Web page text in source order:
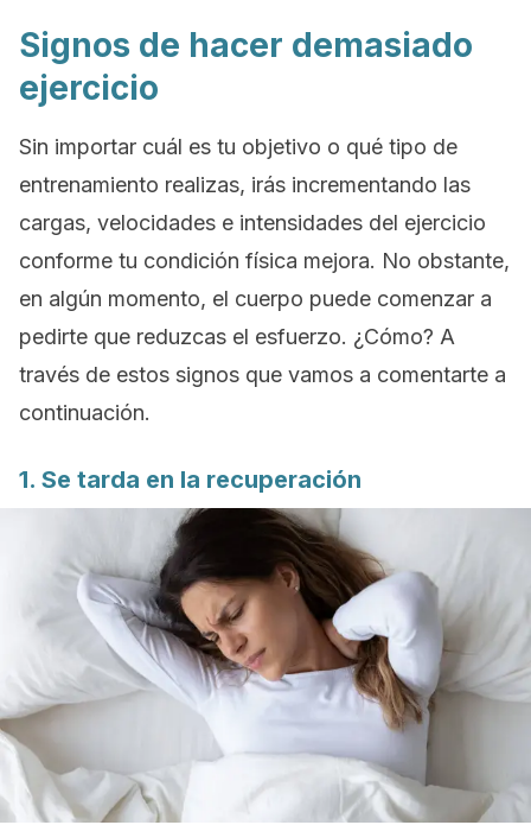
Signos de hacer demasiado
ejercicio
Sin importar cuál es tu objetivo o qué tipo de
entrenamiento realizas, irás incrementando las
cargas, velocidades e intensidades del ejercicio
conforme tu condición física mejora. No obstante,
en algún momento, el cuerpo puede comenzar a
pedirte que reduzcas el esfuerzo. ¿Cómo? A
través de estos signos que vamos a comentarte a
continuación.
1. Se tarda en la recuperación